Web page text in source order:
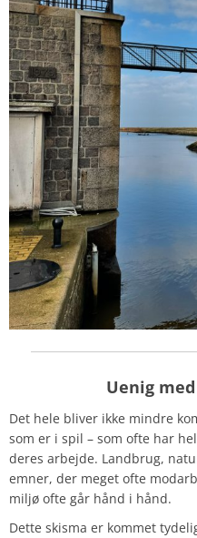
Uenig
Det hele bliver ikke mindre
som er i spil – som ofte har
deres arbejde. Landbrug,
emner, der meget ofte
miljø ofte går hånd i hånd.
Dette skisma er kommet